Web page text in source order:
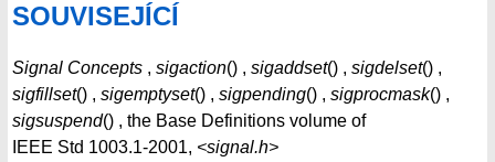
SOUVISEJÍCÍ
Signal Concepts , sigaction() , sigaddset() , sigdelset() ,
sigfillset() , sigemptyset() , sigpending() , sigprocmask() ,
sigsuspend() , the Base Definitions volume of
IEEE Std 1003.1-2001, <signal.h>